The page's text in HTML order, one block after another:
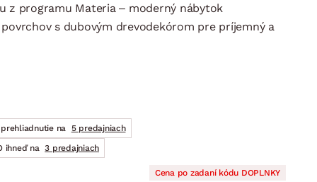
Zobrazit vše
hojdačky
lehátka
z programu Materia – moderný nábytok
s dubovým drevodekórom pre príjemný a
prehliadnutie na 5 predajniach
ihneď na 3 predajniach
Cena po zadaní kódu DOPLNKY